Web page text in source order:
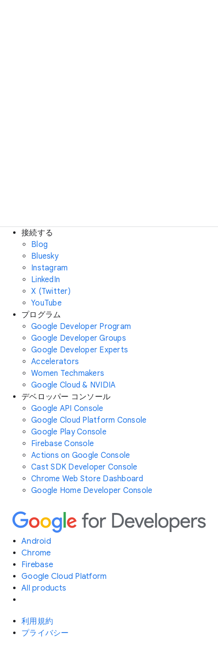
接続する
Blog
Bluesky
Instagram
LinkedIn
X (Twitter)
YouTube
プログラム
Google Developer Program
Google Developer Groups
Google Developer Experts
Accelerators
Women Techmakers
Google Cloud & NVIDIA
デベロッパー コンソール
Google API Console
Google Cloud Platform Console
Google Play Console
Firebase Console
Actions on Google Console
Cast SDK Developer Console
Chrome Web Store Dashboard
Google Home Developer Console
Android
Chrome
Firebase
Google Cloud Platform
All products
利用規約
プライバシー